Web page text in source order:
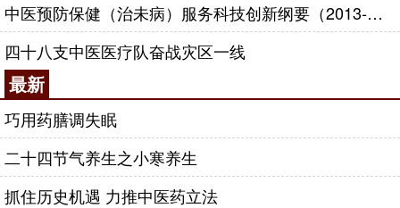
中医预防保健（治未病）服务科技创新纲要（2013-2020年）
四十八支中医医疗队奋战灾区一线
最新
巧用药膳调失眠
二十四节气养生之小寒养生
抓住历史机遇 力推中医药立法